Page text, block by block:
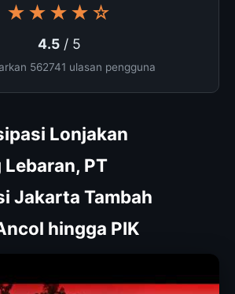
★★★★☆
4.5/ 5
562741 ulasan pengguna
Lonjakan
PT
Jakarta Tambah
hingga PIK